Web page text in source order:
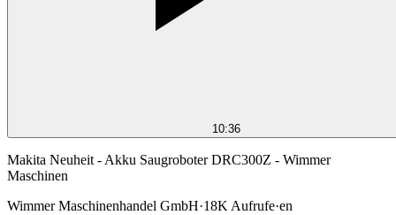
10:36
Makita Neuheit - Akku Saugroboter DRC300Z - Wimmer
Maschinen
Wimmer Maschinenhandel GmbH·18KAufrufe·en